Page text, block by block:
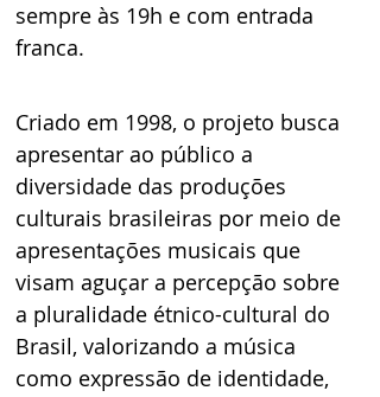
sempre às 19h e com entrada
franca.
Criado em 1998, o projeto busca
apresentar ao público a
diversidade das produções
culturais brasileiras por meio de
apresentações musicais que
visam aguçar a percepção sobre
a pluralidade étnico-cultural do
Brasil, valorizando a música
como expressão de identidade,